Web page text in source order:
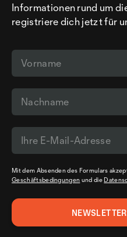
Informationen rund um
registriere dich jetzt für
Mit dem Absenden des Formulars
Geschäftsbedingungen und die